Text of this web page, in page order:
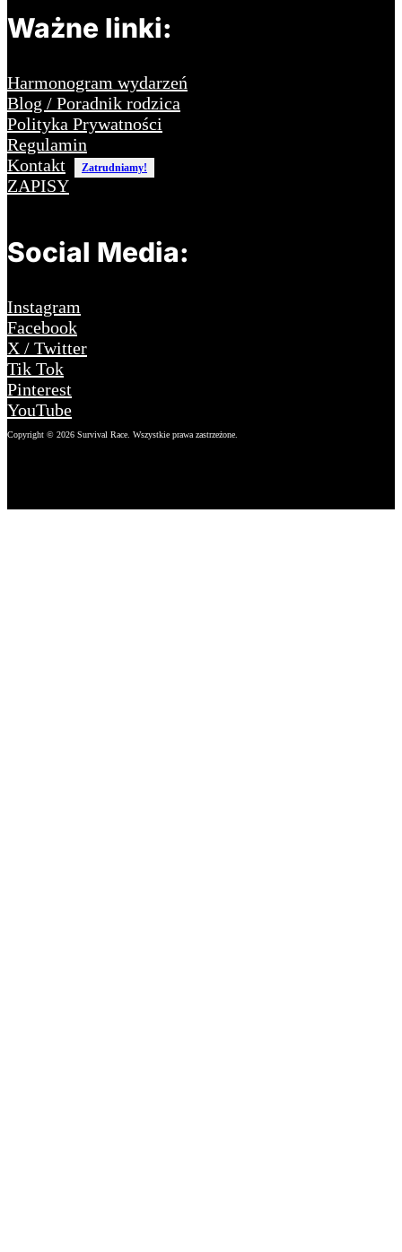
Ważne linki:
Harmonogram wydarzeń
Blog / Poradnik rodzica
Polityka Prywatności
Regulamin
Kontakt
Zatrudniamy!
ZAPISY
Social Media:
Instagram
Facebook
X / Twitter
Tik Tok
Pinterest
YouTube
Copyright © 2026 Survival Race. Wszystkie prawa zastrzeżone.